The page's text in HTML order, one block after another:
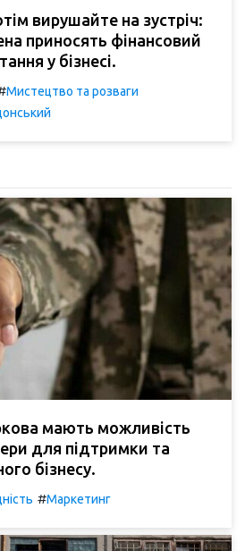
вирушайте на зустріч:
приносять фінансовий
у бізнесі.
Мистецтво та розваги
мають можливість
для підтримки та
бізнесу.
#Маркетинг